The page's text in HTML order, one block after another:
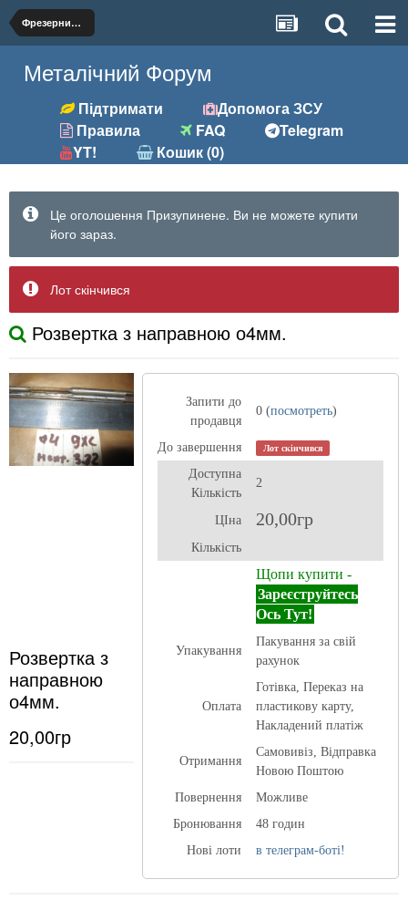
Фрезерний (фрези, розгортки та ін.)
Металічний Форум
Підтримати
Допомога ЗСУ
Правила
FAQ
Telegram
YT!
Кошик (0)
Це оголошення Призупинене. Ви не можете купити
його зараз.
Лот скінчився
Розвертка з направною о4мм.
Розвертка з
направною
о4мм.
20,00гр
Запити до
продавця
0 (посмотреть)
До завершення Лот скінчився
Доступна
Кількість
2
ЦІна 20,00гр
Кількість
Щопи купити -
Зареєструйтесь
Ось Тут!
Упакування
Пакування за свій
рахунок
Оплата
Готівка, Переказ на
пластикову карту,
Накладений платіж
Отримання
Самовивіз, Відправка
Новою Поштою
Повернення
Можливе
Бронювання
48 годин
Нові лоти
в телеграм-боті!